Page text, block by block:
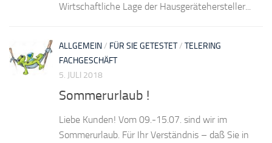
Wirtschaftliche Lage der Hausgerätehersteller...
ALLGEMEIN/ FÜR SIE GETESTET/ TELERING
FACHGESCHÄFT
5. JULI 2018
Sommerurlaub !
Liebe Kunden! Vom 09.-15.07. sind wir im
Sommerurlaub. Für Ihr Verständnis – daß Sie in